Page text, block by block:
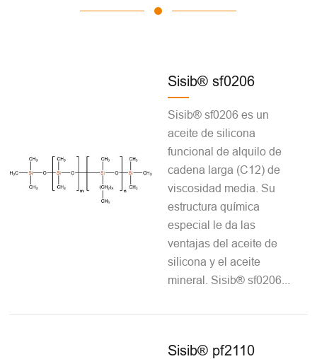
Sisib® sf0206
Sisib® sf0206 es un
aceite de silicona
funcional de alquilo de
cadena larga (C12) de
viscosidad media. Su
estructura química
especial le da las
ventajas del aceite de
silicona y el aceite
mineral. Sisib® sf0206...
Sisib® pf2110